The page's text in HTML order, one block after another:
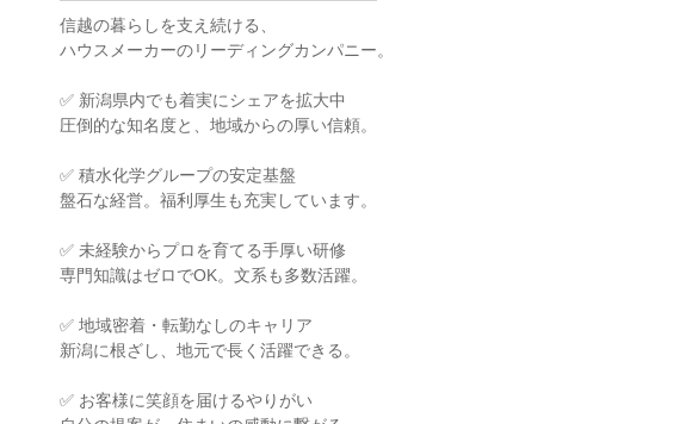
信越の暮らしを支え続ける、
ハウスメーカーのリーディングカンパニー。
✅ 新潟県内でも着実にシェアを拡大中
圧倒的な知名度と、地域からの厚い信頼。
✅ 積水化学グループの安定基盤
盤石な経営。福利厚生も充実しています。
✅ 未経験からプロを育てる手厚い研修
専門知識はゼロでOK。文系も多数活躍。
✅ 地域密着・転勤なしのキャリア
新潟に根ざし、地元で長く活躍できる。
✅ お客様に笑顔を届けるやりがい